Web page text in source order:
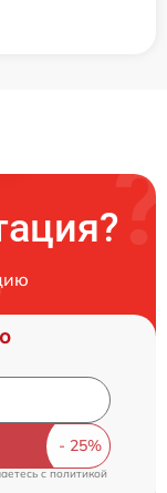
cполитикой